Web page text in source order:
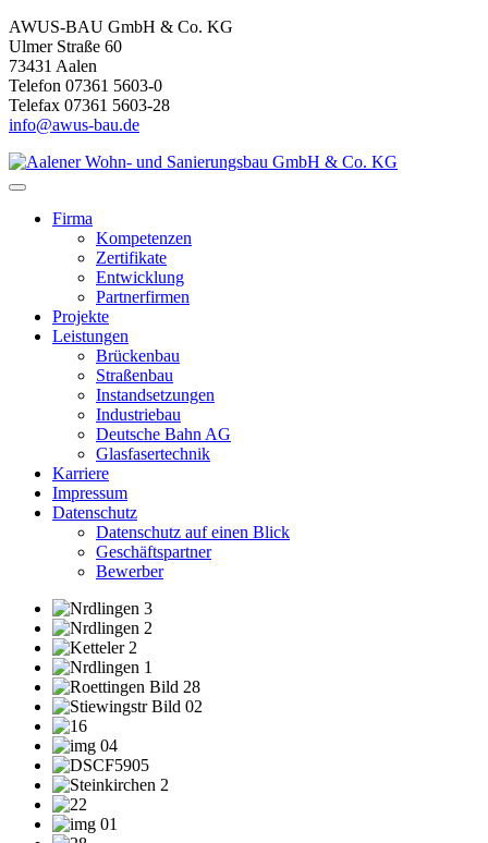
AWUS-BAU GmbH & Co. KG
Ulmer Straße 60
73431 Aalen
Telefon 07361 5603-0
Telefax 07361 5603-28
info@awus-bau.de
Firma
Kompetenzen
Zertifikate
Entwicklung
Partnerfirmen
Projekte
Leistungen
Brückenbau
Straßenbau
Instandsetzungen
Industriebau
Deutsche Bahn AG
Glasfasertechnik
Karriere
Impressum
Datenschutz
Datenschutz auf einen Blick
Geschäftspartner
Bewerber